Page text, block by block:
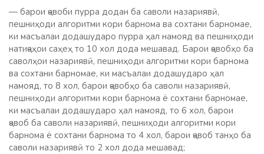
— барои ҷавоби пурра додан ба саволи назариявӣ,
пешниҳоди алгоритми кори барнома ва сохтани барномае,
ки масъалаи додашударо пурра ҳал намояд ва пешниҳоди
натиҷаҳои саҳеҳ то 10 хол дода мешавад. Барои ҷавобҳо ба
саволҳои назариявӣ, пешниҳоди алгоритми кори барнома
ва сохтани барномае, ки масъалаи додашударо ҳал
намояд, то 8 хол, барои ҷавобҳо ба саволи назариявӣ,
пешниҳоди алгоритми кори барнома ё сохтани барномае,
ки масъалаи додашударо ҳал намояд, то 6 хол, барои
ҷавоб ба саволи назариявӣ, пешниҳоди алгоритми кори
барнома ё сохтани барнома то 4 хол, барои ҷавоб танҳо ба
саволи назариявӣ то 2 хол дода мешавад;